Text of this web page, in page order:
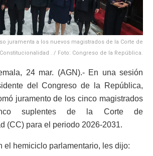
juramenta a los nuevos magistrados de la Corte de
Constitucionalidad . / Foto: Congreso de la República.
24 mar. (AGN).- En una sesión
del Congreso de la República,
juramento de los cinco magistrados
suplentes de la Corte de
(CC) para el periodo 2026-2031.
el hemiciclo parlamentario, les dijo: